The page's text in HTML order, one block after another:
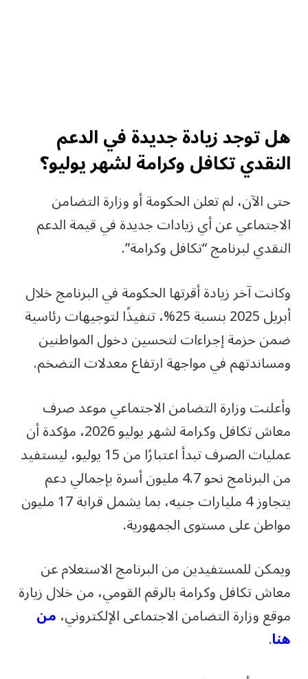
هل توجد زيادة جديدة في الدعم
النقدي تكافل وكرامة لشهر يوليو؟
حتى الآن، لم تعلن الحكومة أو وزارة التضامن
الاجتماعي عن أي زيادات جديدة في قيمة الدعم
النقدي لبرنامج “تكافل وكرامة”.
وكانت آخر زيادة أقرتها الحكومة في البرنامج خلال
أبريل 2025 بنسبة 25%، تنفيذًا لتوجيهات رئاسية
ضمن حزمة إجراءات لتحسين دخول المواطنين
ومساندتهم في مواجهة ارتفاع معدلات التضخم.
وأعلنت وزارة التضامن الاجتماعي موعد صرف
معاش تكافل وكرامة لشهر يوليو 2026، مؤكدة أن
عمليات الصرف تبدأ اعتبارًا من 15 يوليو، ليستفيد
من البرنامج نحو 4.7 مليون أسرة بإجمالي دعم
يتجاوز 4 مليارات جنيه، بما يشمل قرابة 17 مليون
مواطن على مستوى الجمهورية.
ويمكن للمستفيدين من البرنامج الاستعلام عن
معاش تكافل وكرامة بالرقم القومي، من خلال زيارة
موقع وزارة التضامن الاجتماعى الإلكتروني،من
هنا.